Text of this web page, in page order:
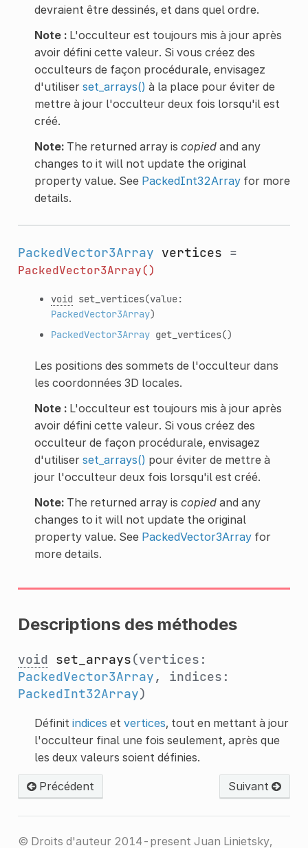
devraient être dessinés, et dans quel ordre.
Note :L'occulteur est toujours mis à jour après
avoir défini cette valeur. Si vous créez des
occulteurs de façon procédurale, envisagez
d'utiliser set_arrays() à la place pour éviter de
mettre à jour l'occulteur deux fois lorsqu'il est
créé.
Note:The returned array is copiedand any
changes to it will not update the original
property value. See PackedInt32Arrayfor more
details.
PackedVector3Array vertices =
PackedVector3Array()
void set_vertices(value:
PackedVector3Array)
PackedVector3Array get_vertices()
Les positions des sommets de l'occulteur dans
les coordonnées 3D locales.
Note :L'occulteur est toujours mis à jour après
avoir défini cette valeur. Si vous créez des
occulteur de façon procédurale, envisagez
d'utiliser set_arrays() pour éviter de mettre à
jour l'occulteur deux fois lorsqu'il est créé.
Note:The returned array is copiedand any
changes to it will not update the original
property value. See PackedVector3Arrayfor
more details.
Descriptions des méthodes
void set_arrays(vertices:
PackedVector3Array, indices:
PackedInt32Array)
Définit indices et vertices, tout en mettant à jour
l'occulteur final une fois seulement, après que
les deux valeurs soient définies.
Précédent Suivant
© Droits d'auteur 2014-present Juan Linietsky,